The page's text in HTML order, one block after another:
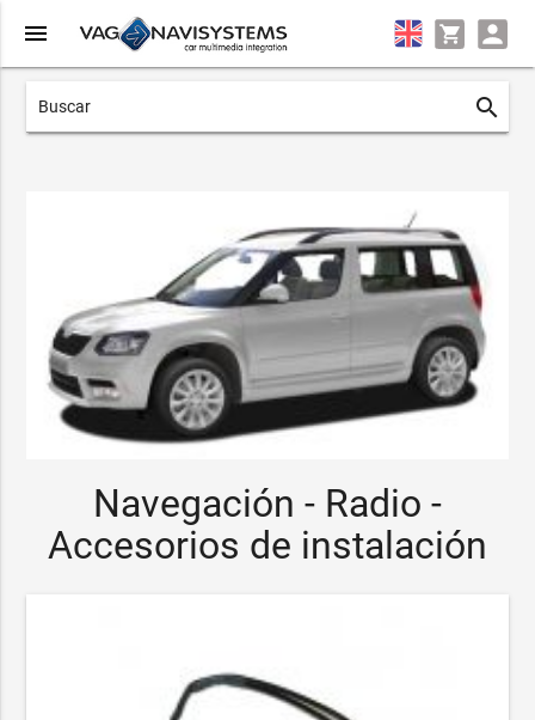
menu
search
Navegación - Radio -
Accesorios de instalación